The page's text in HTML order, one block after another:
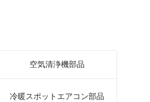
空気清浄機部品
冷暖スポットエアコン部品